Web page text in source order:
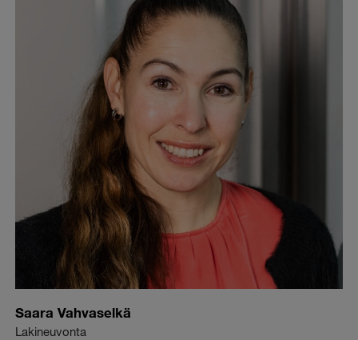
Saara Vahvaselkä
Lakineuvonta